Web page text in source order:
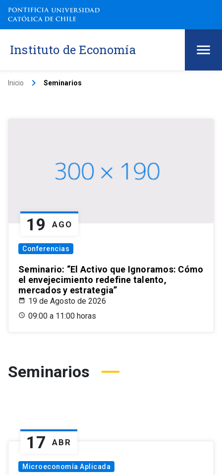
Instituto de Economía
Inicio keyboard_arrow_right Seminarios
19 AGO
Conferencias
Seminario: “El Activo que Ignoramos: Cómo
el envejecimiento redefine talento,
mercados y estrategia”
19 de Agosto de 2026
09:00 a 11:00 horas
Seminarios
17 ABR
Microeconomía Aplicada